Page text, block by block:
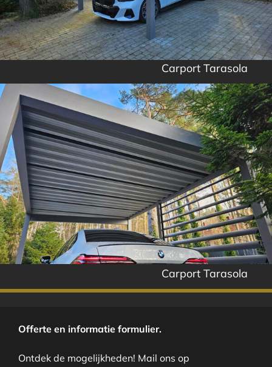
Carport Tarasola
Carport Tarasola
Offerte en informatie formulier.
Ontdek de mogelijkheden! Mail ons op